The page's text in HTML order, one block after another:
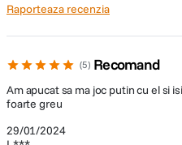
Raporteaza recenzia
5 Recomand
29/01/2024
Am apucat sa ma joc putin cu el si
foarte greu